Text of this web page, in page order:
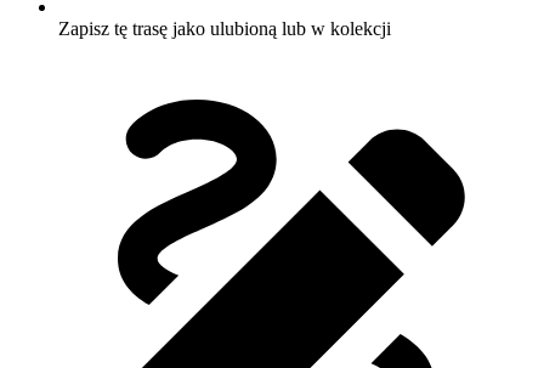
Zapisz tę trasę jako ulubioną lub w kolekcji